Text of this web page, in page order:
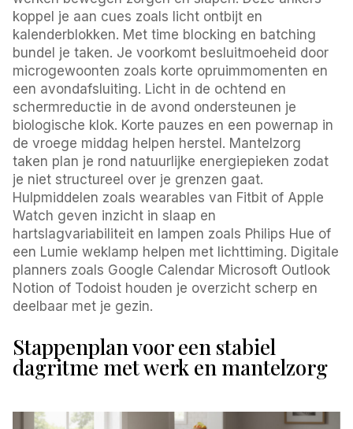
koppel je aan cues zoals licht ontbijt en
kalenderblokken. Met time blocking en batching
bundel je taken. Je voorkomt besluitmoeheid door
microgewoonten zoals korte opruimmomenten en
een avondafsluiting. Licht in de ochtend en
schermreductie in de avond ondersteunen je
biologische klok. Korte pauzes en een powernap in
de vroege middag helpen herstel. Mantelzorg
taken plan je rond natuurlijke energiepieken zodat
je niet structureel over je grenzen gaat.
Hulpmiddelen zoals wearables van Fitbit of Apple
Watch geven inzicht in slaap en
hartslagvariabiliteit en lampen zoals Philips Hue of
een Lumie weklamp helpen met lichttiming. Digitale
planners zoals Google Calendar Microsoft Outlook
Notion of Todoist houden je overzicht scherp en
deelbaar met je gezin.
Stappenplan voor een stabiel
dagritme met werk en mantelzorg